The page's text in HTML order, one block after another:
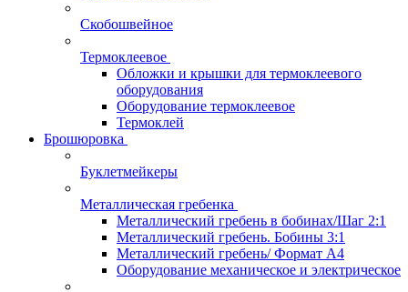
Скобошвейное
Термоклеевое
Обложки и крышки для термоклеевого
оборудования
Оборудование термоклеевое
Термоклей
Брошюровка
Буклетмейкеры
Металлическая гребенка
Металлический гребень в бобинах/Шаг 2:1
Металлический гребень. Бобины 3:1
Металлический гребень/ Формат А4
Оборудование механическое и электрическое